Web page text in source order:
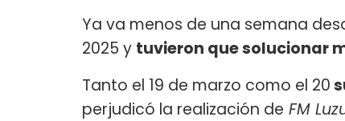
Ya va menos de una semana
2025 y tuvieron que solucionar
Tanto el 19 de marzo como el 20
perjudicó la realización de FM